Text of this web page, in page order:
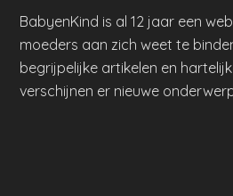
BabyenKind is al 12 jaar een
moeders aan zich weet te
begrijpelijke artikelen en
verschijnen er nieuwe